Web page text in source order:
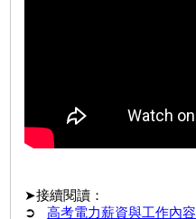
➤接續閱讀：
➲
高考電力薪資與工作內容